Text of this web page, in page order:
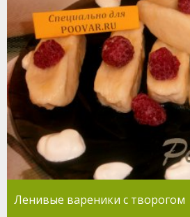
Ленивые вареники с творогом